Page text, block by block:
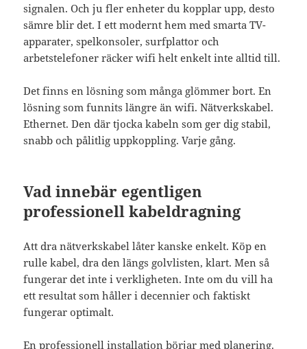
signalen. Och ju fler enheter du kopplar upp, desto
sämre blir det. I ett modernt hem med smarta TV-
apparater, spelkonsoler, surfplattor och
arbetstelefoner räcker wifi helt enkelt inte alltid till.
Det finns en lösning som många glömmer bort. En
lösning som funnits längre än wifi. Nätverkskabel.
Ethernet. Den där tjocka kabeln som ger dig stabil,
snabb och pålitlig uppkoppling. Varje gång.
Vad innebär egentligen
professionell kabeldragning
Att dra nätverkskabel låter kanske enkelt. Köp en
rulle kabel, dra den längs golvlisten, klart. Men så
fungerar det inte i verkligheten. Inte om du vill ha
ett resultat som håller i decennier och faktiskt
fungerar optimalt.
En professionell installation börjar med planering.